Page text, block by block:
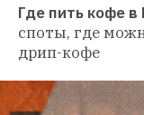
Где пить кофе в
споты, где
дрип-кофе